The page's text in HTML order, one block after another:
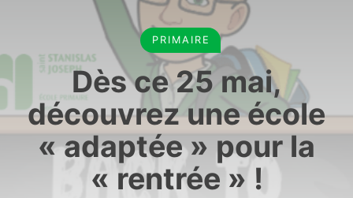
PRIMAIRE
Dès ce 25 mai,
découvrez une école
« adaptée » pour la
« rentrée » !